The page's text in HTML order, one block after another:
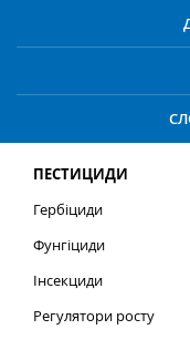
ПЕСТИЦИДИ
Гербіциди
Фунгіциди
Інсекциди
Регулятори росту